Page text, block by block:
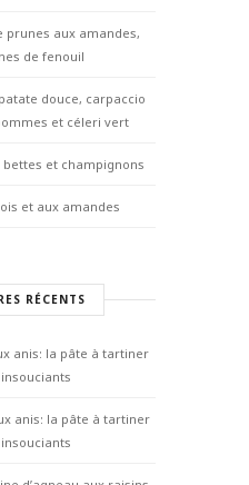
prunes aux amandes,
de fenouil
douce, carpaccio
et céleri vert
et champignons
et aux amandes
RÉCENTS
anis: la pâte à tartiner
anis: la pâte à tartiner